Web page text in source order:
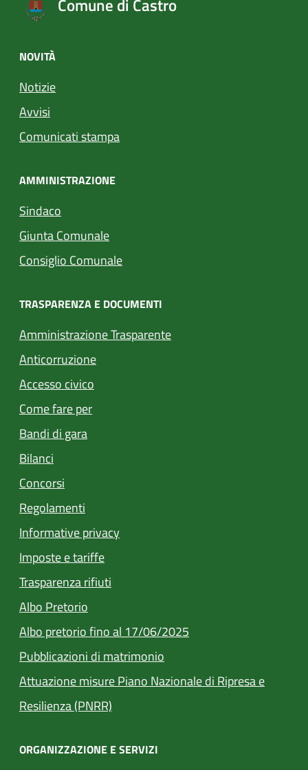
Comune di Castro
NOVITÀ
Notizie
Avvisi
Comunicati stampa
AMMINISTRAZIONE
Sindaco
Giunta Comunale
Consiglio Comunale
TRASPARENZA E DOCUMENTI
Amministrazione Trasparente
Anticorruzione
Accesso civico
Come fare per
Bandi di gara
Bilanci
Concorsi
Regolamenti
Informative privacy
Imposte e tariffe
Trasparenza rifiuti
Albo Pretorio
Albo pretorio fino al 17/06/2025
Pubblicazioni di matrimonio
Attuazione misure Piano Nazionale di Ripresa e
Resilienza (PNRR)
ORGANIZZAZIONE E SERVIZI